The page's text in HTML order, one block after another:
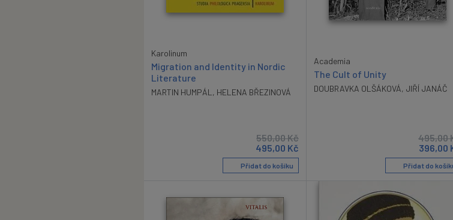
Karolinum
Migration and Identity in Nordic
Literature
MARTIN HUMPÁL , HELENA BŘEZINOVÁ
550,00Kč
495,00 Kč
Přidat do košíku
Academia
The Cult of Unity
DOUBRAVKA OLŠÁKOVÁ, JIŘÍ JANÁČ
495,00
396,00
Přidat do